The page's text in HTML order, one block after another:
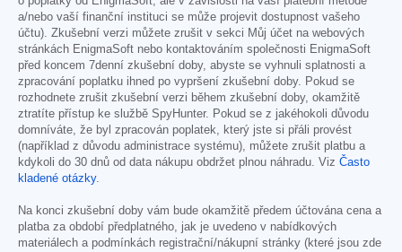
a/nebo vaší finanční instituci se může projevit dostupnost vašeho
účtu). Zkušební verzi můžete zrušit v sekci Můj účet na webových
stránkách EnigmaSoft nebo kontaktováním společnosti EnigmaSoft
před koncem 7denní zkušební doby, abyste se vyhnuli splatnosti a
zpracování poplatku ihned po vypršení zkušební doby. Pokud se
rozhodnete zrušit zkušební verzi během zkušební doby, okamžitě
ztratíte přístup ke službě SpyHunter. Pokud se z jakéhokoli důvodu
domníváte, že byl zpracován poplatek, který jste si přáli provést
(například z důvodu administrace systému), můžete zrušit platbu a
kdykoli do 30 dnů od data nákupu obdržet plnou náhradu. Viz Často
kladené otázky.
Na konci zkušební doby vám bude okamžitě předem účtována cena a
platba za období předplatného, jak je uvedeno v nabídkových
materiálech a podmínkách registrační/nákupní stránky (které jsou zde